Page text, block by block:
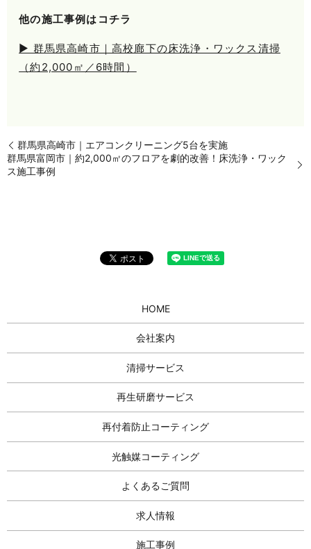
他の施工事例はコチラ
▶ 群馬県高崎市｜高校廊下の床洗浄・ワックス清掃
（約2,000㎡／6時間）
群馬県高崎市｜エアコンクリーニング5台を実施
群馬県富岡市｜約2,000㎡のフロアを劇的改善！床洗浄・ワック
ス施工事例
HOME
会社案内
清掃サービス
再生研磨サービス
再付着防止コーティング
光触媒コーティング
よくあるご質問
求人情報
施工事例